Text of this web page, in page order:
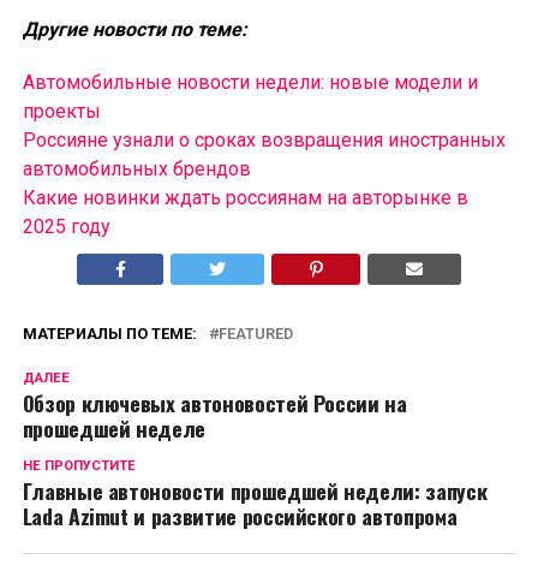
Другие новости по теме:
Автомобильные новости недели: новые модели и
проекты
Россияне узнали о сроках возвращения иностранных
автомобильных брендов
Какие новинки ждать россиянам на авторынке в
2025 году
МАТЕРИАЛЫ ПО ТЕМЕ: FEATURED
ДАЛЕЕ
Обзор ключевых автоновостей России на
прошедшей неделе
НЕ ПРОПУСТИТЕ
Главные автоновости прошедшей недели: запуск
Lada Azimut и развитие российского автопрома